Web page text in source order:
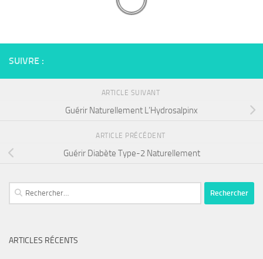
SUIVRE :
ARTICLE SUIVANT
Guérir Naturellement L’Hydrosalpinx
ARTICLE PRÉCÉDENT
Guérir Diabète Type-2 Naturellement
Rechercher :
ARTICLES RÉCENTS